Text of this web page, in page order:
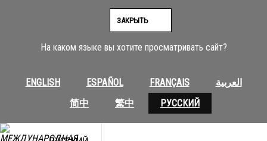
На каком языке вы хотите просматривать сайт?
ENGLISH ESPAÑOL FRANÇAIS
العربية
简中
繁中 РУССКИЙ
ЗАКРЫТЬ